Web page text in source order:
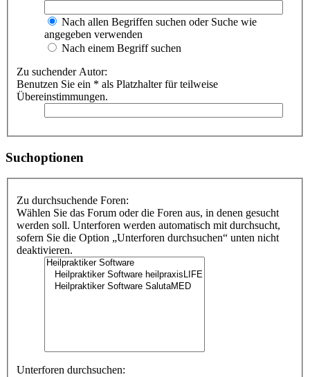
Nach allen Begriffen suchen oder Suche wie
angegeben verwenden
Nach einem Begriff suchen
Zu suchender Autor:
Benutzen Sie ein * als Platzhalter für teilweise
Übereinstimmungen.
Suchoptionen
Zu durchsuchende Foren:
Wählen Sie das Forum oder die Foren aus, in denen gesucht
werden soll. Unterforen werden automatisch mit durchsucht,
sofern Sie die Option „Unterforen durchsuchen“ unten nicht
deaktivieren.
Unterforen durchsuchen: